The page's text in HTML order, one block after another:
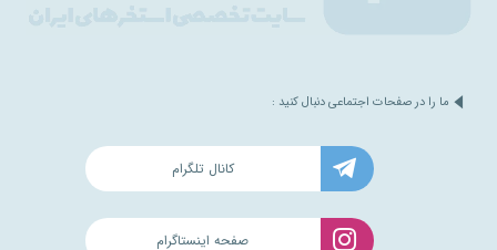
ما را در صفحات اجتماعی دنبال کنید :
کانال تلگرام
صفحه اینستاگرام